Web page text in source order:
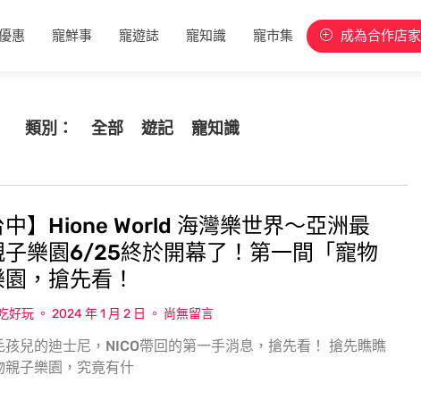
惠 寵鮮事 寵遊誌 寵知識 寵市集 成為合作店家
類別： 全部 遊記 寵知識
中】Hione World 海灣樂世界〜亞洲最
子樂園6/25終於開幕了！第一間「寵物
，搶先看！
好玩 2024 年 1 月 2 日 尚無留言
孩兒的迪士尼，NICO帶回的第一手消息，搶先看！ 搶先瞧瞧
親子樂園，究竟有什